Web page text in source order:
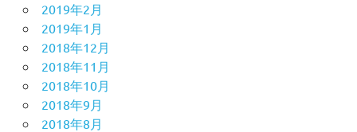
2019年2月
2019年1月
2018年12月
2018年11月
2018年10月
2018年9月
2018年8月